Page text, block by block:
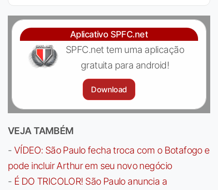
Aplicativo SPFC.net
SPFC.net tem uma aplicação
gratuita para android!
Download
VEJA TAMBÉM
- VÍDEO: São Paulo fecha troca com o Botafogo e
pode incluir Arthur em seu novo negócio
- É DO TRICOLOR! São Paulo anuncia a